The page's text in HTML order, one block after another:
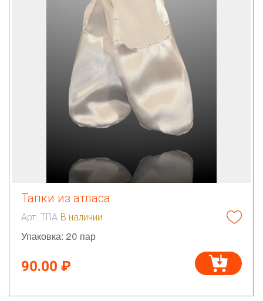
Тапки из атласа
Арт. ТПА В наличии
Упаковка: 20 пар
90.00 ₽